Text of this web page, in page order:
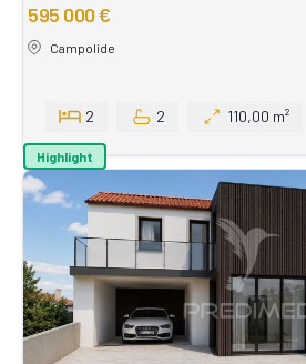
595 000 €
Campolide
2 2 110,00 m²
Highlight